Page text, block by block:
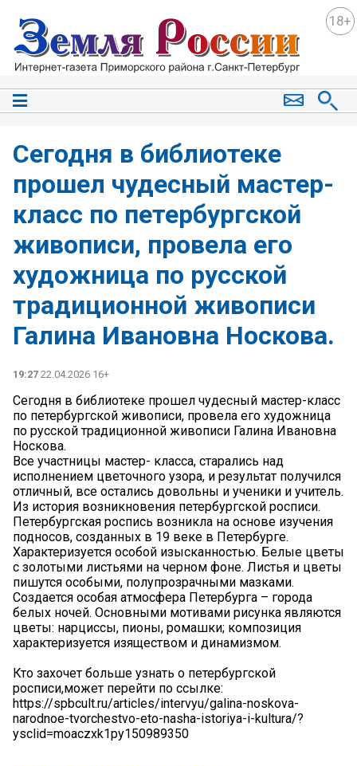
18+
️Сегодня в библиотеке
прошел чудесный мастер-
класс по петербургской
живописи, провела его
художница по русской
традиционной живописи
Галина Ивановна Носкова.
19:27 22.04.2026 16+
️Сегодня в библиотеке прошел чудесный мастер-класс
по петербургской живописи, провела его художница
по русской традиционной живописи Галина Ивановна
Носкова.
Все участницы мастер- класса, старались над
исполнением цветочного узора, и результат получился
отличный, все остались довольны и ученики и учитель.
Из история возникновения петербургской росписи.
Петербургская роспись возникла на основе изучения
подносов, созданных в 19 веке в Петербурге.
Характеризуется особой изысканностью. Белые цветы
с золотыми листьями на черном фоне. Листья и цветы
пишутся особыми, полупрозрачными мазками.
Создается особая атмосфера Петербурга – города
белых ночей. Основными мотивами рисунка являются
цветы: нарциссы, пионы, ромашки; композиция
характеризуется изяществом и динамизмом.
Кто захочет больше узнать о петербургской
росписи,может перейти по ссылке:
https://spbcult.ru/articles/intervyu/galina-noskova-
narodnoe-tvorchestvo-eto-nasha-istoriya-i-kultura/?
ysclid=moaczxk1py150989350